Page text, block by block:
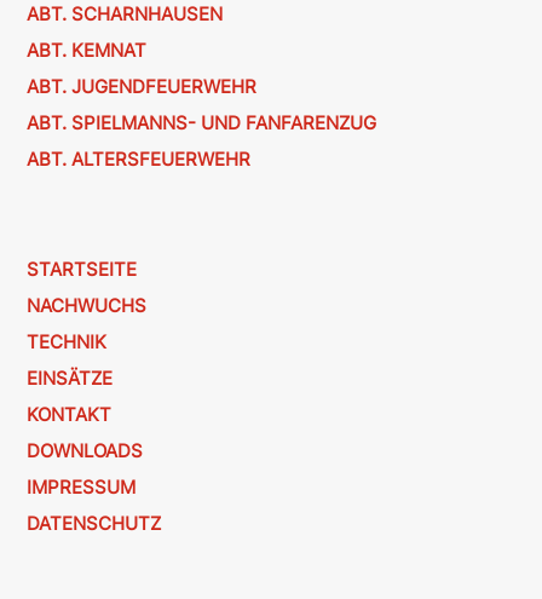
ABT. SCHARNHAUSEN
ABT. KEMNAT
ABT. JUGENDFEUERWEHR
ABT. SPIELMANNS- UND FANFARENZUG
ABT. ALTERSFEUERWEHR
STARTSEITE
NACHWUCHS
TECHNIK
EINSÄTZE
KONTAKT
DOWNLOADS
IMPRESSUM
DATENSCHUTZ